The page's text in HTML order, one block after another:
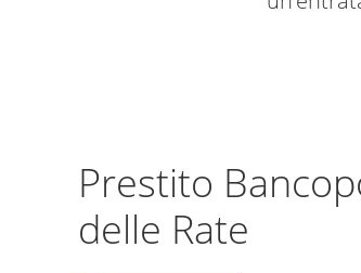
Prestito
delle Rate